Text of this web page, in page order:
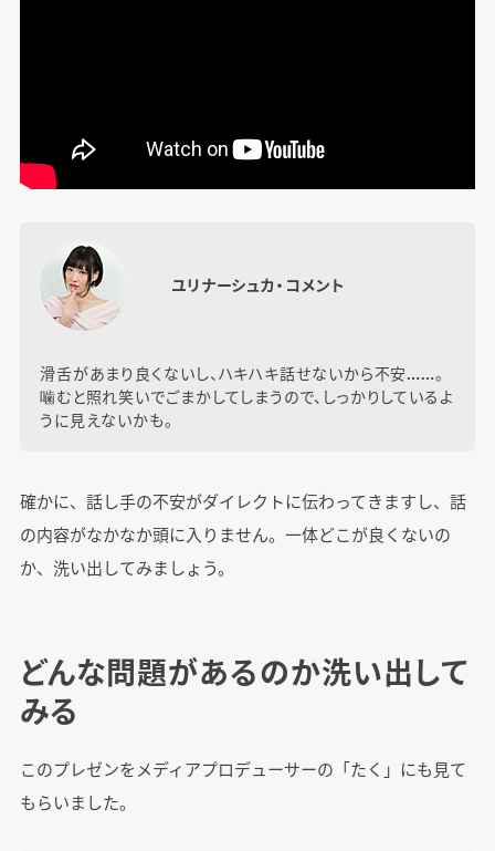
ユリナーシュカ・コメント
滑舌があまり良くないし、ハキハキ話せないから不安……。
噛むと照れ笑いでごまかしてしまうので、しっかりしているよ
うに見えないかも。
確かに、話し手の不安がダイレクトに伝わってきますし、話
の内容がなかなか頭に入りません。一体どこが良くないの
か、洗い出してみましょう。
どんな問題があるのか洗い出して
みる
このプレゼンをメディアプロデューサーの「たく」にも見て
もらいました。